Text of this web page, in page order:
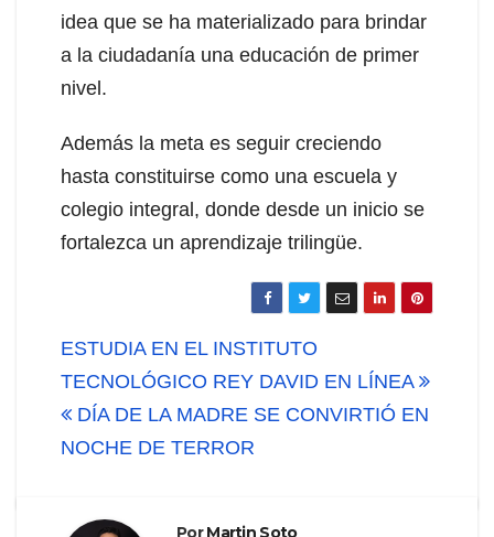
idea que se ha materializado para brindar
a la ciudadanía una educación de primer
nivel.
Además la meta es seguir creciendo
hasta constituirse como una escuela y
colegio integral, donde desde un inicio se
fortalezca un aprendizaje trilingüe.
Navegación
de
entradas
ESTUDIA EN EL INSTITUTO
TECNOLÓGICO REY DAVID EN LÍNEA
DÍA DE LA MADRE SE CONVIRTIÓ EN
NOCHE DE TERROR
PorMartin Soto